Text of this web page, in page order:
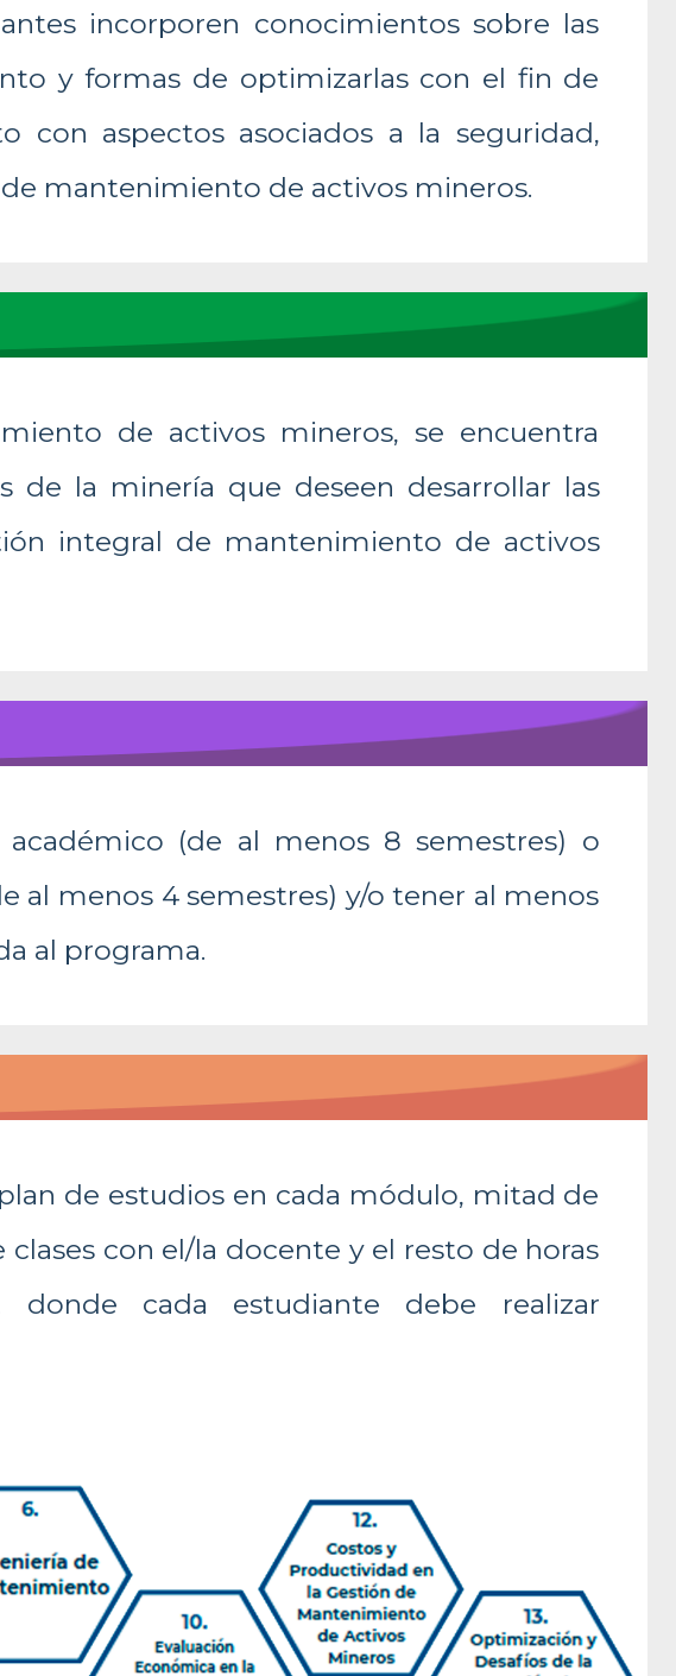
incorporen conocimientos sobre las
y formas de optimizarlas con el fin de
con aspectos asociados a la seguridad,
mantenimiento de activos mineros.
de activos mineros, se encuentra
de la minería que deseen desarrollar las
integral de mantenimiento de activos
(de al menos 8 semestres) o
al menos 4 semestres) y/o tener al menos
al programa.
de estudios en cada módulo, mitad de
con el/la docente y el resto de horas
donde cada estudiante debe realizar